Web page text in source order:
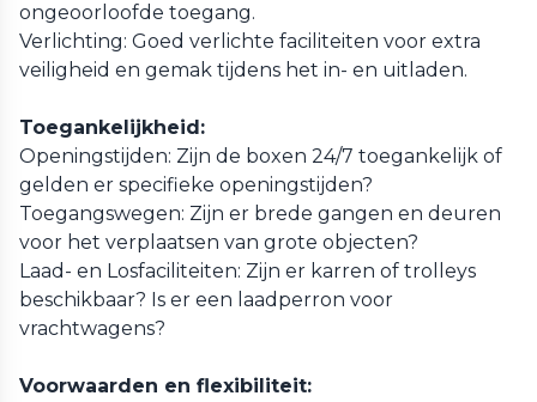
ongeoorloofde toegang.
Verlichting: Goed verlichte faciliteiten voor extra
veiligheid en gemak tijdens het in- en uitladen.
Toegankelijkheid:
Openingstijden: Zijn de boxen 24/7 toegankelijk of
gelden er specifieke openingstijden?
Toegangswegen: Zijn er brede gangen en deuren
voor het verplaatsen van grote objecten?
Laad- en Losfaciliteiten: Zijn er karren of trolleys
beschikbaar? Is er een laadperron voor
vrachtwagens?
Voorwaarden en flexibiliteit: